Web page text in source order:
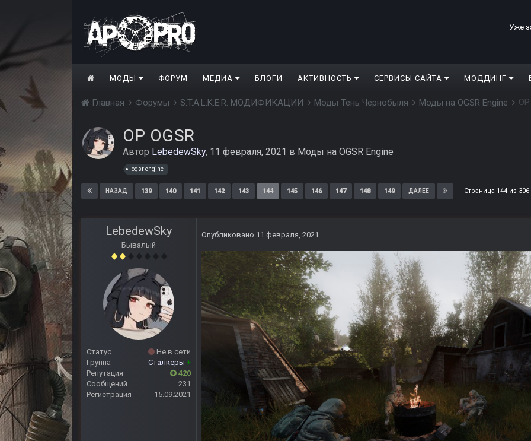
Уже
МОДЫ ФОРУМ МЕДИА БЛОГИ АКТИВНОСТЬ СЕРВИСЫ САЙТА МОДДИНГ
Главная Форумы S.T.A.L.K.E.R. МОДИФИКАЦИИ Моды Тень Чернобыля Моды на OGSR Engine ОP
ОP OGSR
Автор LebedewSky, 11 февраля, 2021 в Моды на OGSR Engine
ogsr engine
НАЗАД 139 140 141 142 143 144 145 146 147 148 149 ДАЛЕЕ Страница 144 из
LebedewSky
Бывалый
Статус
Не в сети
Группа
Сталкеры +
Репутация
420
Сообщений
231
Регистрация
15.09.2021
Опубликовано 11 февраля, 2021